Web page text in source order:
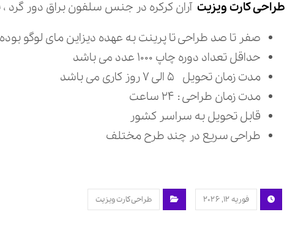
طراحی کارت ویزیتآران کرکره در جنس سلفون براق دور گرد
صفر تا صد طراحی تا پرینت به عهده دیزاین مای لوگو
حداقل تعداد دوره چاپ ۱۰۰۰ عدد می باشد
مدت زمان تحویل ۵ الی ۷ روز کاری می باشد
مدت زمان طراحی : ۲۴ ساعت
قابل تحویل به سراسر کشور
طراحی سریع در چند طرح مختلف
فوریه ۱۲, ۲۰۲۶ طراحی کارت ویزیت